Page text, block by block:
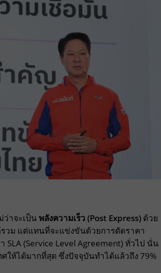
ว่าจะเป็น พลังความเร็ว (Post Express) ด้วย
รวม แต่แทนที่จะแข่งขันด้วยการตัดราคา
(Service Level Agreement) ทั่วไป นั่น
ให้ได้มากที่สุด ซึ่งปัจจุบันทำได้แล้วถึง 79%